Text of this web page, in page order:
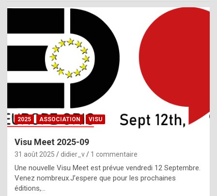
l
,
g
h
t
2025 ASSOCIATION VISU
Visu Meet 2025-09
31 août 2025 didier_v 1 commentaire
Une nouvelle Visu Meet est prévue vendredi 12 Septembre.
Venez nombreux.J’espere que pour les prochaines
éditions,…